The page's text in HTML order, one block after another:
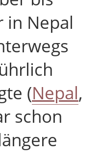
in Nepal
(Nepal,
schon